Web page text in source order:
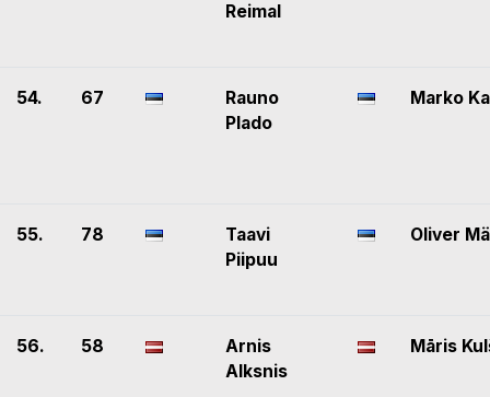
Reimal
54. 67
Rauno
Plado
Marko
55. 78
Taavi
Piipuu
Oliver
56. 58
Arnis
Alksnis
Māris